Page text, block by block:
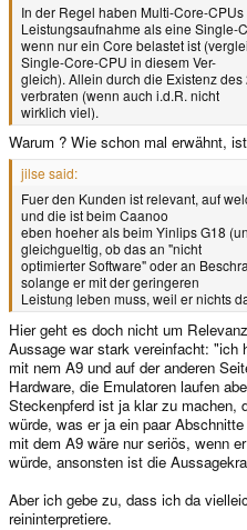
In der Regel haben Multi-Core-
Leistungsaufnahme als eine Single-
wenn nur ein Core belastet ist
Single-Core-CPU in diesem Ver-
gleich). Allein durch die Existenz
verbraten (wenn auch i.d.R. nicht
wirklich viel).
Warum ? Wie schon mal erwähnt,
jilse said:
Fuer den Kunden ist relevant, auf
und die ist beim Caanoo
eben hoeher als beim Yinlips G18
gleichgueltig, ob das an "nicht
optimierter Software" oder an
solange er mit der geringeren
Leistung leben muss, weil er nichts
Hier geht es doch nicht um
Aussage war stark vereinfacht: "ich
mit nem A9 und auf der anderen
Hardware, die Emulatoren laufen
Steckenpferd ist ja klar zu machen,
würde, was er ja ein paar
mit dem A9 wäre nur seriös, wenn
würde, ansonsten ist die
Aber ich gebe zu, dass ich da
reininterpretiere.